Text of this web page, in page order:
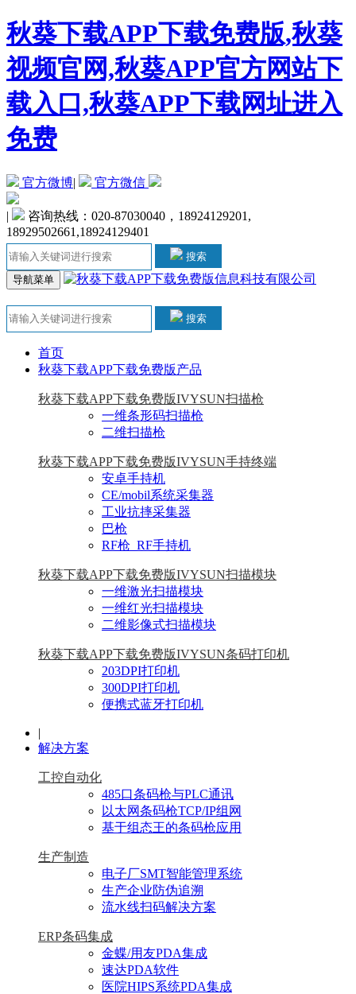
秋葵下载APP下载免费版,秋葵
视频官网,秋葵APP官方网站下
载入口,秋葵APP下载网址进入
免费
官方微博| 官方微信
|
咨询热线：020-87030040，18924129201,
18929502661,18924129401
搜索
导航菜单
搜索
首页
秋葵下载APP下载免费版产品
秋葵下载APP下载免费版IVYSUN扫描枪
一维条形码扫描枪
二维扫描枪
秋葵下载APP下载免费版IVYSUN手持终端
安卓手持机
CE/mobil系统采集器
工业抗摔采集器
巴枪
RF枪_RF手持机
秋葵下载APP下载免费版IVYSUN扫描模块
一维激光扫描模块
一维红光扫描模块
二维影像式扫描模块
秋葵下载APP下载免费版IVYSUN条码打印机
203DPI打印机
300DPI打印机
便携式蓝牙打印机
|
解决方案
工控自动化
485口条码枪与PLC通讯
以太网条码枪TCP/IP组网
基于组态王的条码枪应用
生产制造
电子厂SMT智能管理系统
生产企业防伪追溯
流水线扫码解决方案
ERP条码集成
金蝶/用友PDA集成
速达PDA软件
医院HIPS系统PDA集成